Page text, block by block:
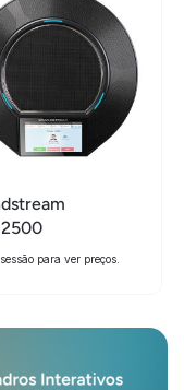
para ver preços.